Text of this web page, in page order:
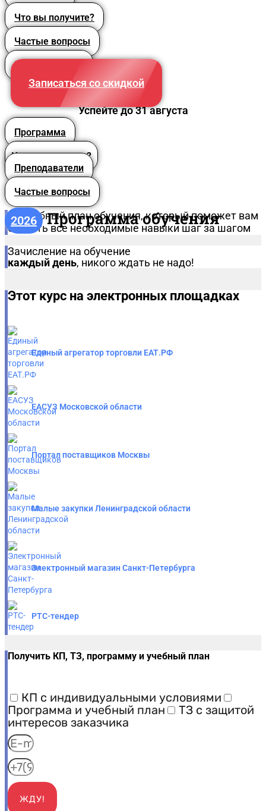
Что вы получите?
Частые вопросы
Преподаватели
Записаться со скидкой
Успейте до 31 августа
Программа
Что вы получите?
Преподаватели
Частые вопросы
Программа обучения
2026
Подробный план обучения, который поможет вам
освоить все необходимые навыки шаг за шагом
Зачисление на обучение
каждый день, никого ждать не надо!
Этот курс на электронных площадках
Единый агрегатор торговли ЕАТ.РФ
ЕАСУЗ Московской области
Портал поставщиков Москвы
Малые закупки Ленинградской области
Электронный магазин Санкт-Петербурга
РТС-тендер
Получить КП, ТЗ, программу и учебный план
КП с индивидуальными условиями
Программа и учебный план
ТЗ с защитой
интересов заказчика
ЖДУ!